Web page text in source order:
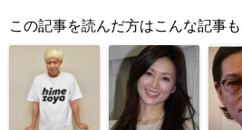
この記事を読んだ方はこんな記事